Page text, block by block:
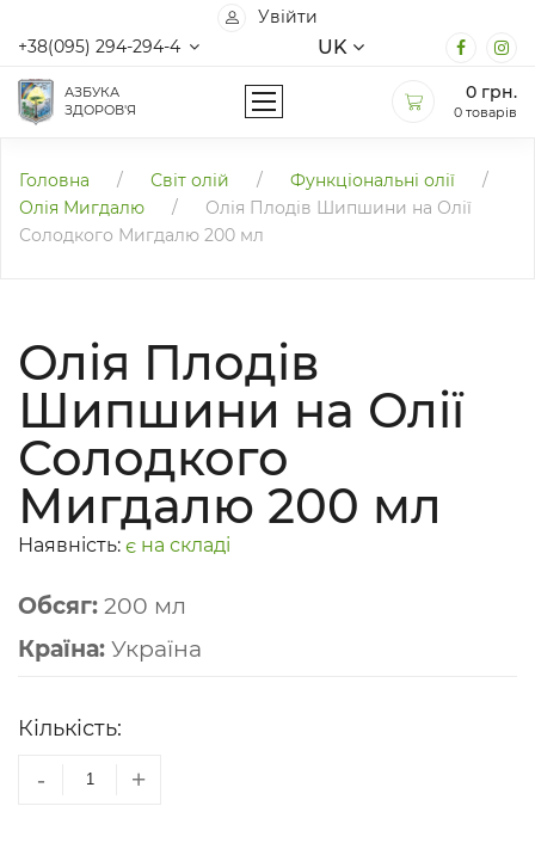
Увійти
+38(095) 294-294-4
UK
АЗБУКА
ЗДОРОВ'Я
0 грн.
0 товарів
Головна / Світ олій / Функціональні олії
/
Олія Мигдалю
/
Олія Плодів Шипшини на Олії
Солодкого Мигдалю 200 мл
Олія Плодів
Шипшини на Олії
Солодкого
Мигдалю 200 мл
Наявність: є на складі
Обсяг: 200 мл
Країна: Україна
Кількість:
- +